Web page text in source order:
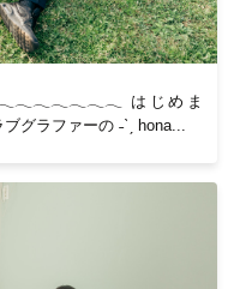
はじめま
グラファーの ˗ˋˏ hona...